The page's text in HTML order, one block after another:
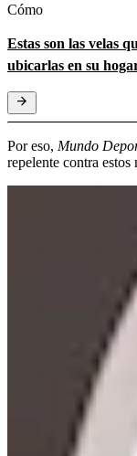
Cómo
Estas son las velas
ubicarlas en su
Por eso, Mundo
repelente contra